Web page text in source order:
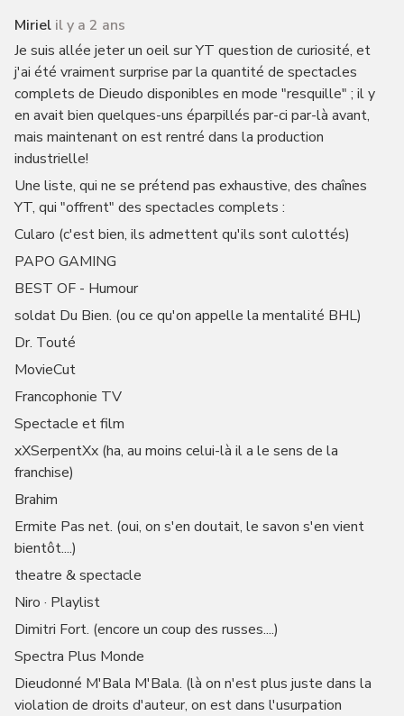
Miriel il y a 2 ans
Je suis allée jeter un oeil sur YT question de curiosité, et
j'ai été vraiment surprise par la quantité de spectacles
complets de Dieudo disponibles en mode "resquille" ; il y
en avait bien quelques-uns éparpillés par-ci par-là avant,
mais maintenant on est rentré dans la production
industrielle!
Une liste, qui ne se prétend pas exhaustive, des chaînes
YT, qui "offrent" des spectacles complets :
Cularo (c'est bien, ils admettent qu'ils sont culottés)
PAPO GAMING
BEST OF - Humour
soldat Du Bien. (ou ce qu'on appelle la mentalité BHL)
Dr. Touté
MovieCut
Francophonie TV
Spectacle et film
xXSerpentXx (ha, au moins celui-là il a le sens de la
franchise)
Brahim
Ermite Pas net. (oui, on s'en doutait, le savon s'en vient
bientôt....)
theatre & spectacle
Niro · Playlist
Dimitri Fort. (encore un coup des russes....)
Spectra Plus Monde
Dieudonné M'Bala M'Bala. (là on n'est plus juste dans la
violation de droits d'auteur, on est dans l'usurpation